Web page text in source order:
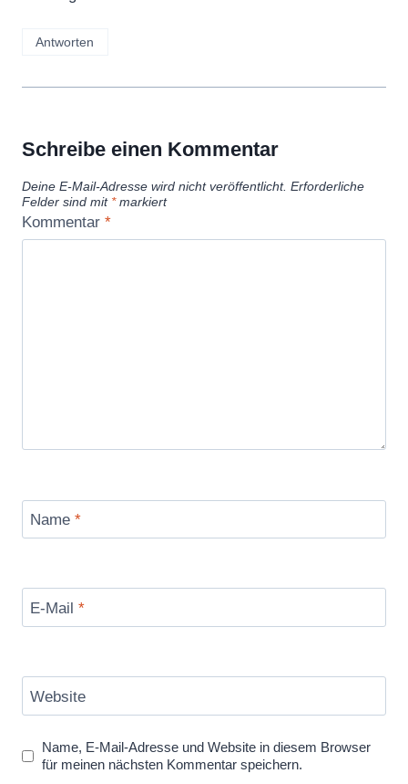
Antworten
Schreibe einen Kommentar
Deine E-Mail-Adresse wird nicht veröffentlicht. Erforderliche
Felder sind mit *markiert
Kommentar *
Name *
E-Mail *
Website
Name, E-Mail-Adresse und Website in diesem Browser
für meinen nächsten Kommentar speichern.